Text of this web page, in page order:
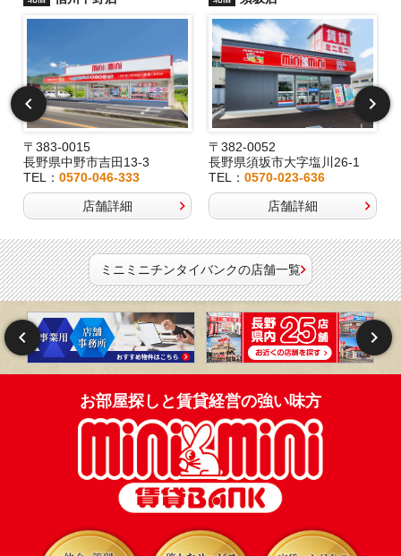
〒383-0015
長野県中野市吉田13-3
TEL： 0570-046-333
店舗詳細
〒382-0052
長野県須坂市大字塩川26-1
TEL：0570-023-636
店舗詳細
ミニミニチンタイバンクの店舗一覧
お部屋探しと賃貸経営の強い味方